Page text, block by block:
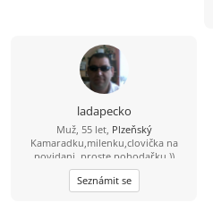
ladapecko
Muž, 55 let, Plzeňský
Kamaradku,milenku,clovička na
povidani, proste pohodařku ))
Seznámit se